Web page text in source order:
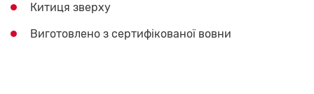
Китиця зверху
Виготовлено з сертифікованої вовни